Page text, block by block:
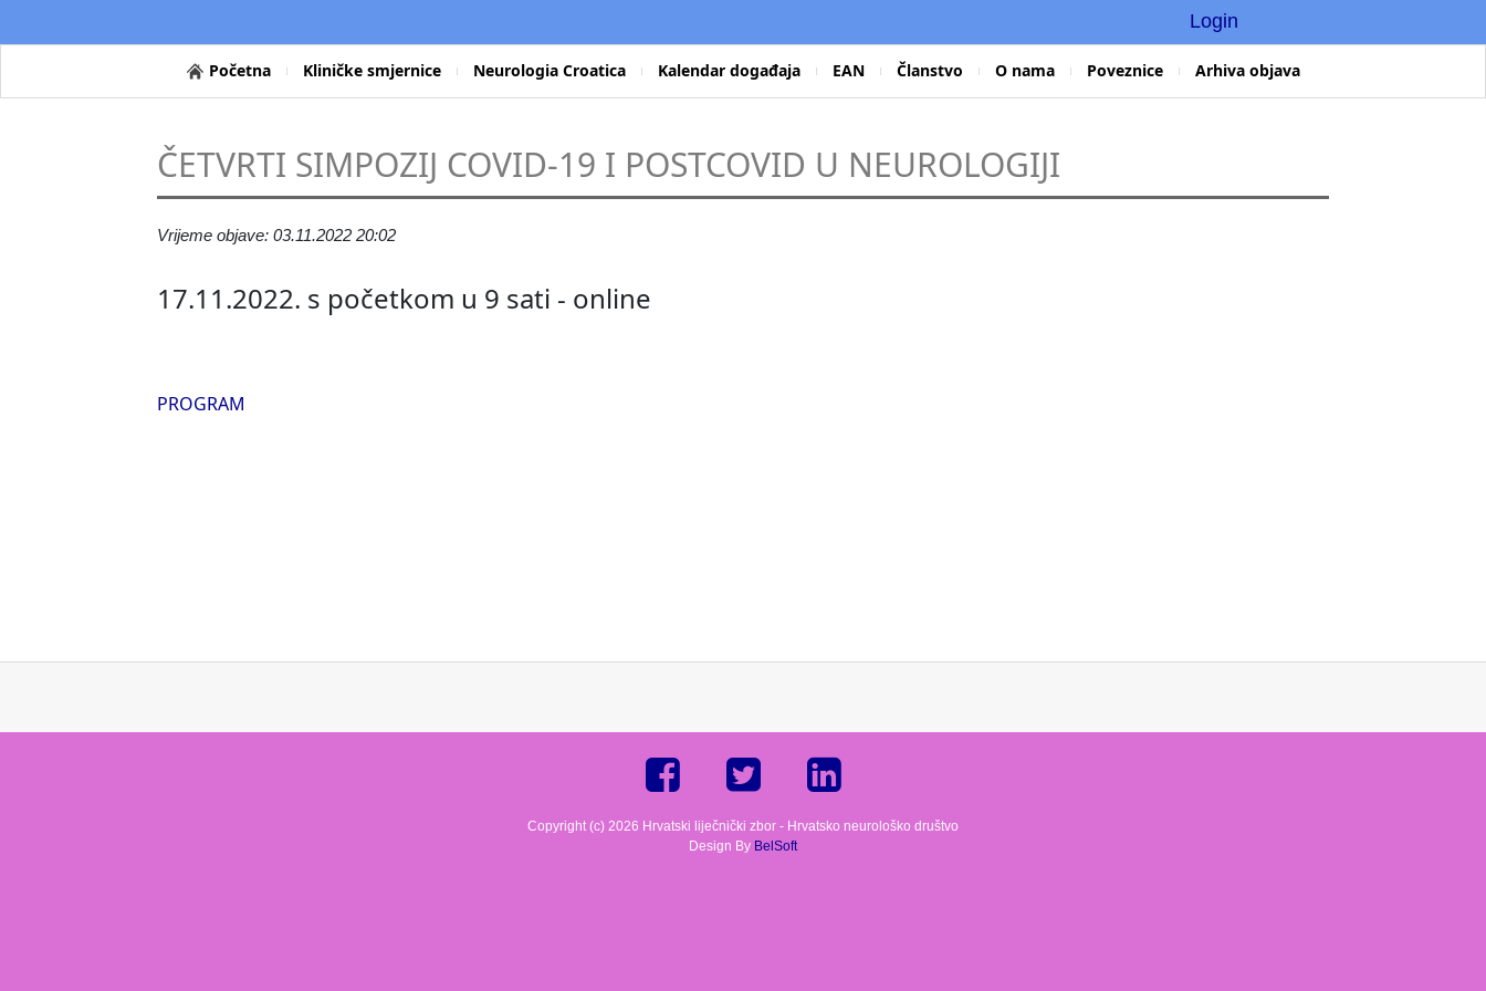
Login
Početna Kliničke smjernice Neurologia Croatica Kalendar događaja EAN Članstvo O nama Poveznice Arhiva objava
ČETVRTI SIMPOZIJ COVID-19 I POSTCOVID U NEUROLOGIJI
Vrijeme objave: 03.11.2022 20:02
17.11.2022. s početkom u 9 sati - online
PROGRAM
Copyright (c) 2026 Hrvatski liječnički zbor - Hrvatsko neurološko društvo
Design By BelSoft